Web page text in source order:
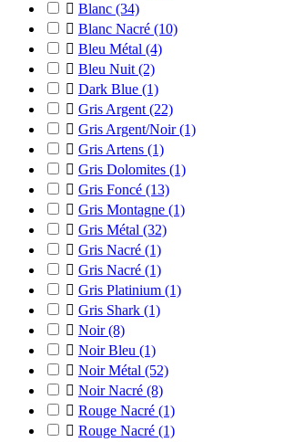
 Blanc (34)
 Blanc Nacré (10)
 Bleu Métal (4)
 Bleu Nuit (2)
 Dark Blue (1)
 Gris Argent (22)
 Gris Argent/Noir(1)
 Gris Artens (1)
 Gris Dolomites (1)
 Gris Foncé (13)
 Gris Montagne (1)
 Gris Métal (32)
 Gris Nacré (1)
 Gris Nacré (1)
 Gris Platinium (1)
 Gris Shark (1)
 Noir(8)
 Noir Bleu (1)
 Noir Métal (52)
 Noir Nacré (8)
 Rouge Nacré (1)
 Rouge Nacré (1)